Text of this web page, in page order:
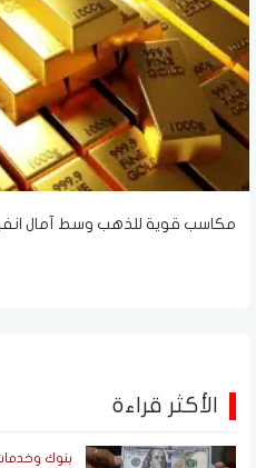
مكاسب قوية للذهب وسط آمال
الأكثر قراءة
بنوك